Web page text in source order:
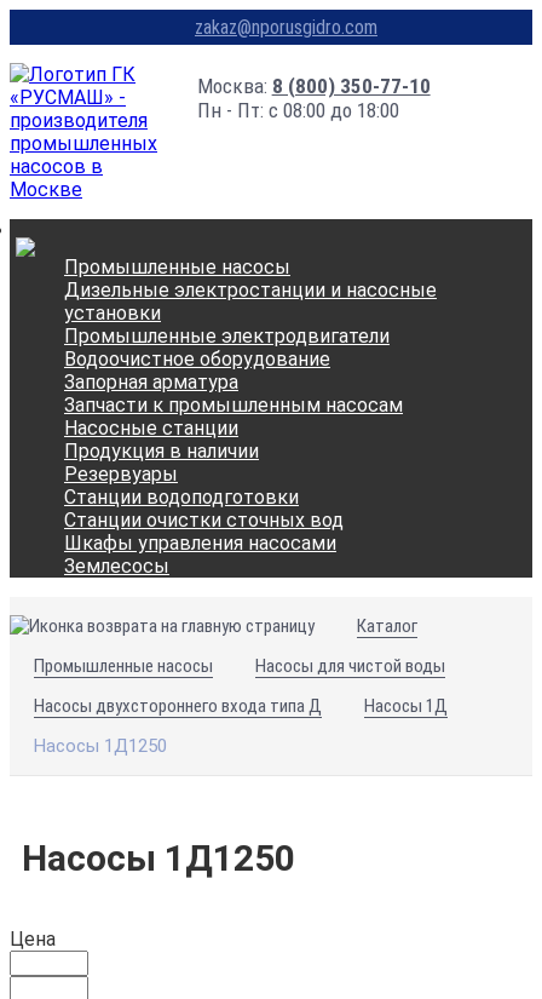
zakaz@nporusgidro.com
Москва: 8 (800) 350-77-10
Пн - Пт: с 08:00 до 18:00
Промышленные насосы
Дизельные электростанции и насосные
установки
Промышленные электродвигатели
Водоочистное оборудование
Запорная арматура
Запчасти к промышленным насосам
Насосные станции
Продукция в наличии
Резервуары
Станции водоподготовки
Станции очистки сточных вод
Шкафы управления насосами
Землесосы
Каталог
Промышленные насосы
Насосы для чистой воды
Насосы двухстороннего входа типа Д
Насосы 1Д
Насосы 1Д1250
Насосы 1Д1250
Цена